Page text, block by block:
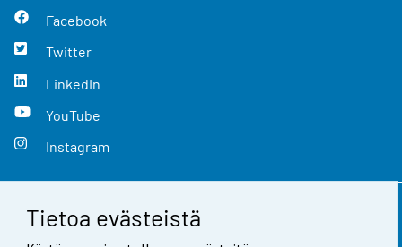
Tietoa evästeistä
Facebook
Twitter
LinkedIn
YouTube
Instagram
Yhteystiedot